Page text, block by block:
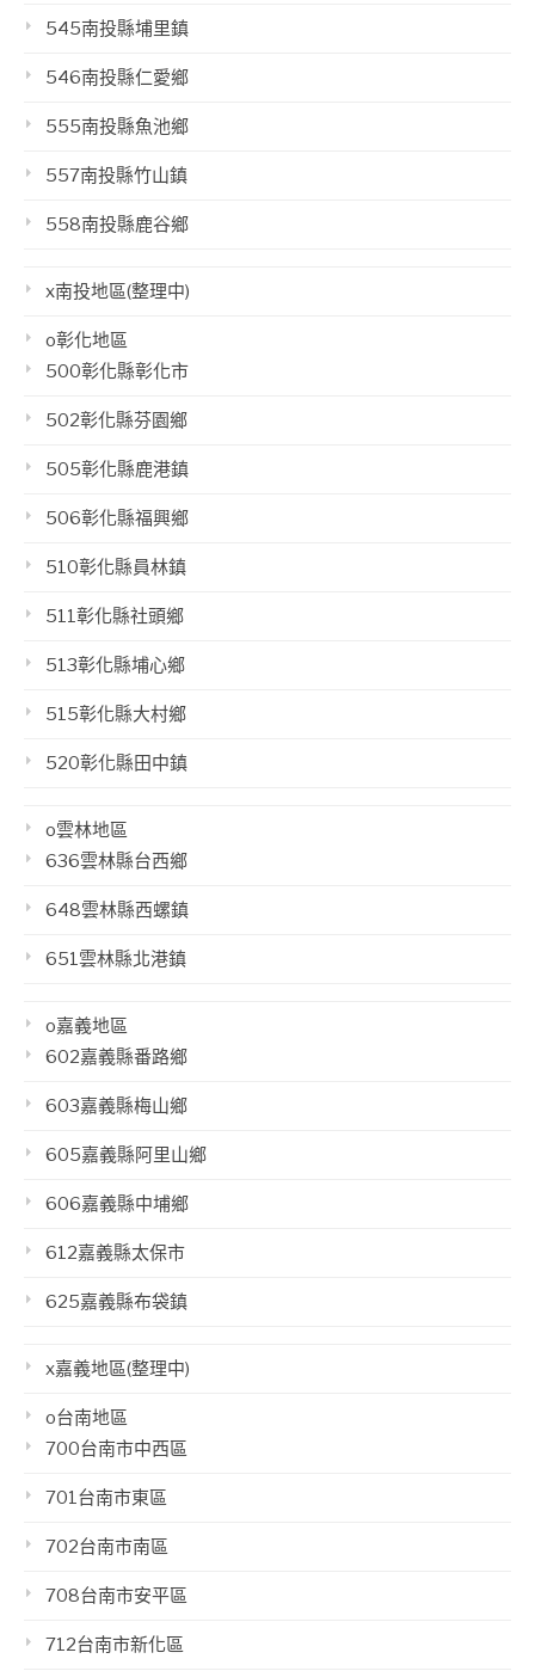
545南投縣埔里鎮
546南投縣仁愛鄉
555南投縣魚池鄉
557南投縣竹山鎮
558南投縣鹿谷鄉
x南投地區(整理中)
o彰化地區
500彰化縣彰化市
502彰化縣芬園鄉
505彰化縣鹿港鎮
506彰化縣福興鄉
510彰化縣員林鎮
511彰化縣社頭鄉
513彰化縣埔心鄉
515彰化縣大村鄉
520彰化縣田中鎮
o雲林地區
636雲林縣台西鄉
648雲林縣西螺鎮
651雲林縣北港鎮
o嘉義地區
602嘉義縣番路鄉
603嘉義縣梅山鄉
605嘉義縣阿里山鄉
606嘉義縣中埔鄉
612嘉義縣太保市
625嘉義縣布袋鎮
x嘉義地區(整理中)
o台南地區
700台南市中西區
701台南市東區
702台南市南區
708台南市安平區
712台南市新化區